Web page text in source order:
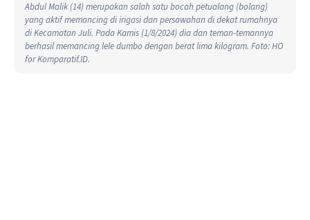
Abdul Malik (14) merupakan salah satu bocah petualang (bolang)
yang aktif memancing di irigasi dan persawahan di dekat rumahnya
di Kecamatan Juli. Pada Kamis (1/8/2024) dia dan teman-temannya
berhasil memancing lele dumbo dengan berat lima kilogram. Foto: HO
for Komparatif.ID.